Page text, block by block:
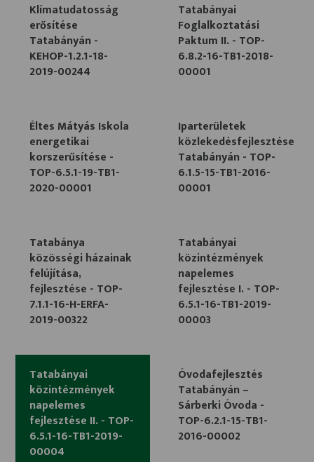
Klímatudatosság
erősítése
Tatabányán -
KEHOP-1.2.1-18-
2019-00244
Tatabányai
Foglalkoztatási
Paktum II. - TOP-
6.8.2-16-TB1-2018-
00001
Éltes Mátyás Iskola
energetikai
korszerűsítése -
TOP-6.5.1-19-TB1-
2020-00001
Iparterületek
közlekedésfejlesztése
Tatabányán - TOP-
6.1.5-15-TB1-2016-
00001
Tatabánya
közösségi házainak
felújítása,
fejlesztése - TOP-
7.1.1-16-H-ERFA-
2019-00322
Tatabányai
közintézmények
napelemes
fejlesztése I. - TOP-
6.5.1-16-TB1-2019-
00003
Tatabányai
közintézmények
napelemes
fejlesztése II. - TOP-
6.5.1-16-TB1-2019-
00004
Óvodafejlesztés
Tatabányán –
Sárberki Óvoda -
TOP-6.2.1-15-TB1-
2016-00002